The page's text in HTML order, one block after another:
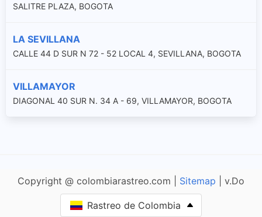
SALITRE PLAZA, BOGOTA
LA SEVILLANA
CALLE 44 D SUR N 72 - 52 LOCAL 4, SEVILLANA, BOGOTA
VILLAMAYOR
DIAGONAL 40 SUR N. 34 A - 69, VILLAMAYOR, BOGOTA
Copyright @ colombiarastreo.com | Sitemap | v.Do
Rastreo de Colombia